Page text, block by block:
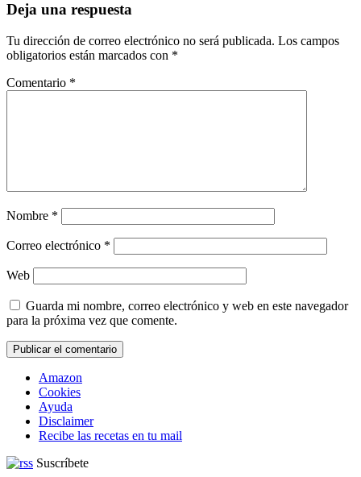
Deja una respuesta
Tu dirección de correo electrónico no será publicada. Los campos
obligatorios están marcados con *
Comentario *
Nombre *
Correo electrónico *
Web
Guarda mi nombre, correo electrónico y web en este navegador
para la próxima vez que comente.
Amazon
Cookies
Ayuda
Disclaimer
Recibe las recetas en tu mail
Suscríbete